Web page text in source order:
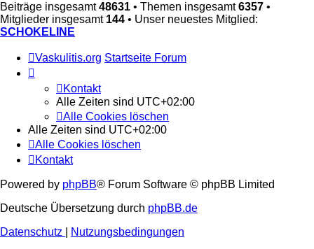
Beiträge insgesamt48631 • Themen insgesamt6357 •
Mitglieder insgesamt 144 • Unser neuestes Mitglied:
SCHOKELINE
Vaskulitis.org Startseite Forum
Kontakt
Alle Zeiten sind UTC+02:00
Alle Cookies löschen
Alle Zeiten sind UTC+02:00
Alle Cookies löschen
Kontakt
Powered by phpBB® Forum Software © phpBB Limited
Deutsche Übersetzung durch phpBB.de
Datenschutz
Nutzungsbedingungen